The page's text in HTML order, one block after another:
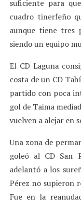
suficiente para
cuadro tinerfeño
aunque tiene tres
siendo un equipo
El CD Laguna
costa de un CD
partido con poca
gol de Taima
vuelven a alejar en
Una zona de
goleó al CD San
adelantó a los
Pérez no supieron
Fue en la